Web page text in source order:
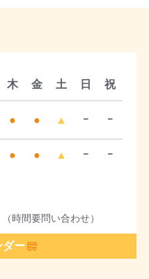
木 金 土 日 祝
● ● ▲ ｰ ｰ
● ● ▲ ｰ ｰ
時間要問い合わせ）
ダー